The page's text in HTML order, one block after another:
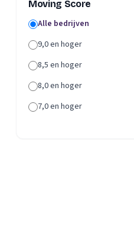
Moving Score
Alle bedrijven
9,0 en hoger
8,5 en hoger
8,0 en hoger
7,0 en hoger